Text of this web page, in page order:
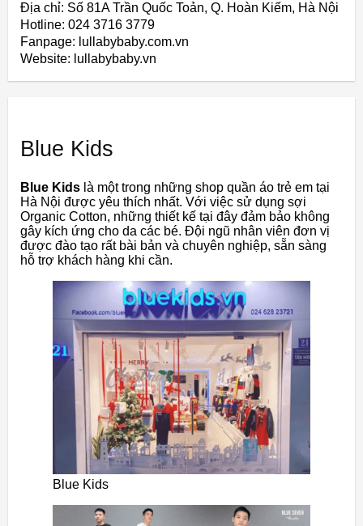
Địa chỉ: Số 81A Trần Quốc Toản, Q. Hoàn Kiếm, Hà Nội
Hotline: 024 3716 3779
Fanpage: lullabybaby.com.vn
Website: lullabybaby.vn
Blue Kids
Blue Kids là một trong những shop quần áo trẻ em tại
Hà Nội được yêu thích nhất. Với việc sử dụng sợi
Organic Cotton, những thiết kế tại đây đảm bảo không
gây kích ứng cho da các bé. Đội ngũ nhân viên đơn vị
được đào tạo rất bài bản và chuyên nghiệp, sẵn sàng
hỗ trợ khách hàng khi cần.
Blue Kids